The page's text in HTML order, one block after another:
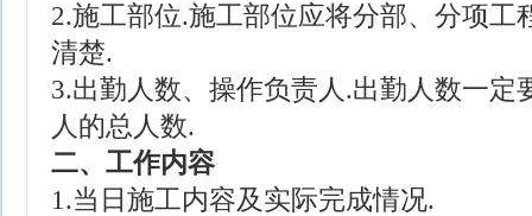
2.施工部位.施工部位应将分部、分项工
清楚.
3.出勤人数、操作负责人.出勤人数一定
人的总人数.
二、工作内容
1.当日施工内容及实际完成情况.